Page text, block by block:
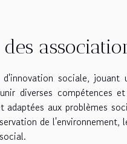
sociale,
diverses compétences
aux problèmes
de l'environnement,